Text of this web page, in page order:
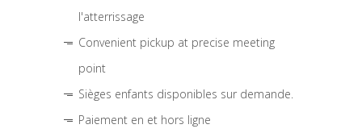
l'atterrissage
Convenient pickup at precise meeting
point
Sièges enfants disponibles sur demande.
Paiement en et hors ligne